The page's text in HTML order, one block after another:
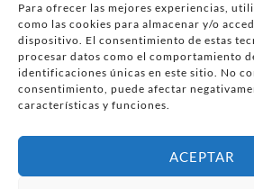
Para ofrecer las mejores experiencias,
como las cookies para almacenar y/o
dispositivo. El consentimiento de estas
procesar datos como el comportamiento
identificaciones únicas en este sitio. No
consentimiento, puede afectar
características y funciones.
ACEPTAR
Anúnciate
Más información
Envía tu negocio
Contacta